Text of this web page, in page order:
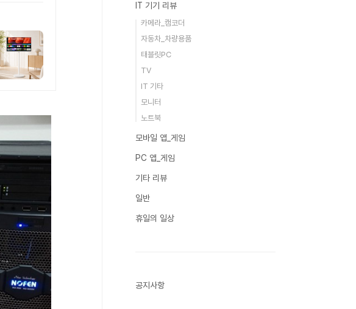
IT 기기 리뷰
카메라_캠코더
자동차_차량용품
태블릿PC
TV
IT 기타
모니터
노트북
모바일 앱_게임
PC 앱_게임
기타 리뷰
일반
휴일의 일상
공지사항